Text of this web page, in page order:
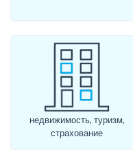
недвижимость, туризм,
страхование